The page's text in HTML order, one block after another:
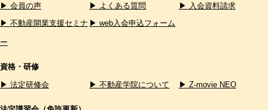
▶ 会員の声
▶ よくある質問
▶ 入会資料請求
▶ 不動産開業支援セミナ
ー
▶ web入会申込フォーム
資格・研修
▶ 法定研修会
▶ 不動産学院について ▶ Z-movie NEO